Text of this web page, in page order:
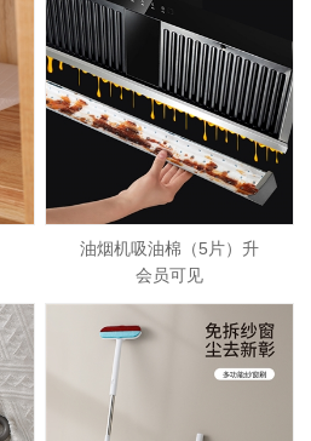
油烟机吸油棉（5片）升
会员可见